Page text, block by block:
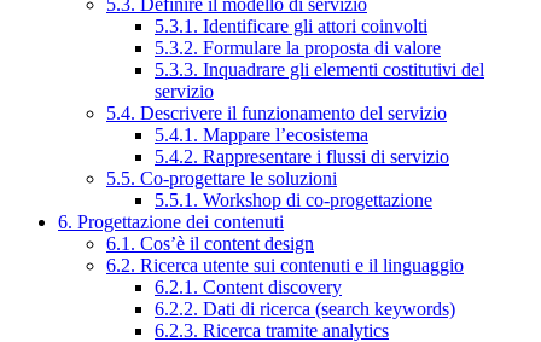
5.3. Definire il modello di servizio
5.3.1. Identificare gli attori coinvolti
5.3.2. Formulare la proposta di valore
5.3.3. Inquadrare gli elementi costitutivi del
servizio
5.4. Descrivere il funzionamento del servizio
5.4.1. Mappare l’ecosistema
5.4.2. Rappresentare i flussi di servizio
5.5. Co-progettare le soluzioni
5.5.1. Workshop di co-progettazione
6. Progettazione dei contenuti
6.1. Cos’è il content design
6.2. Ricerca utente sui contenuti e il linguaggio
6.2.1. Content discovery
6.2.2. Dati di ricerca (search keywords)
6.2.3. Ricerca tramite analytics